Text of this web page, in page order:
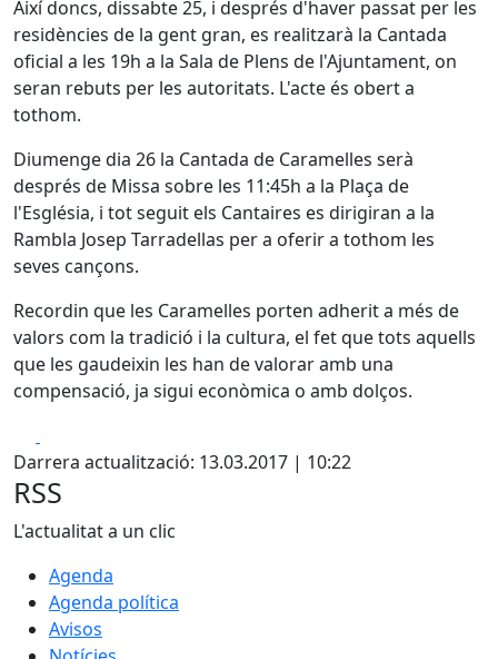
Així doncs, dissabte 25, i després d'haver passat per les
residències de la gent gran, es realitzarà la Cantada
oficial a les 19h a la Sala de Plens de l'Ajuntament, on
seran rebuts per les autoritats. L'acte és obert a
tothom.
Diumenge dia 26 la Cantada de Caramelles serà
després de Missa sobre les 11:45h a la Plaça de
l'Església, i tot seguit els Cantaires es dirigiran a la
Rambla Josep Tarradellas per a oferir a tothom les
seves cançons.
Recordin que les Caramelles porten adherit a més de
valors com la tradició i la cultura, el fet que tots aquells
que les gaudeixin les han de valorar amb una
compensació, ja sigui econòmica o amb dolços.
Darrera actualització: 13.03.2017 | 10:22
RSS
L'actualitat a un clic
Agenda
Agenda política
Avisos